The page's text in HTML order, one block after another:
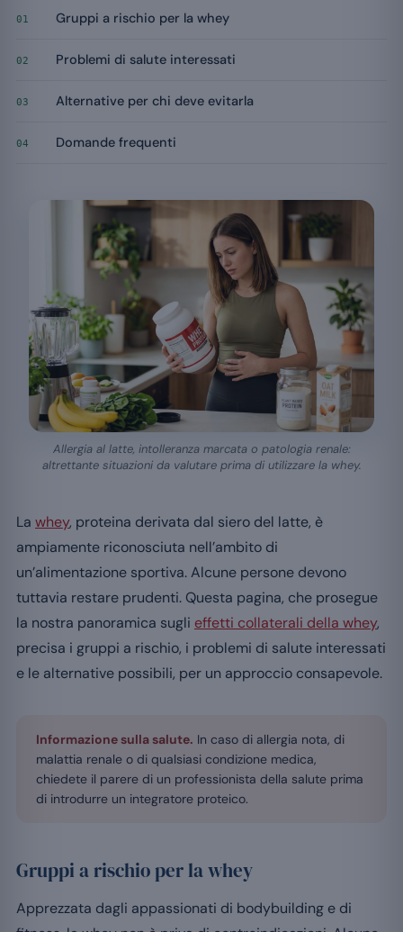
01 Gruppi a rischio per la whey
02 Problemi di salute interessati
03 Alternative per chi deve evitarla
04 Domande frequenti
Allergia al latte, intolleranza marcata o patologia renale:
altrettante situazioni da valutare prima di utilizzare la whey.
La whey, proteina derivata dal siero del latte, è
ampiamente riconosciuta nell’ambito di
un’alimentazione sportiva. Alcune persone devono
tuttavia restare prudenti. Questa pagina, che prosegue
la nostra panoramica sugli effetti collaterali della whey,
precisa i gruppi a rischio, i problemi di salute interessati
e le alternative possibili, per un approccio consapevole.
Informazione sulla salute. In caso di allergia nota, di
malattia renale o di qualsiasi condizione medica,
chiedete il parere di un professionista della salute prima
di introdurre un integratore proteico.
Gruppi a rischio per la whey
Apprezzata dagli appassionati di bodybuilding e di